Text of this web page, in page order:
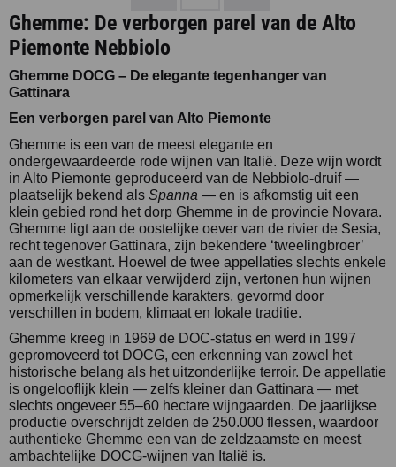
Ghemme: De verborgen parel van de Alto
Piemonte Nebbiolo
Ghemme DOCG – De elegante tegenhanger van
Gattinara
Een verborgen parel van Alto Piemonte
Ghemme is een van de meest elegante en
ondergewaardeerde rode wijnen van Italië. Deze wijn wordt
in Alto Piemonte geproduceerd van de Nebbiolo-druif —
plaatselijk bekend als Spanna — en is afkomstig uit een
klein gebied rond het dorp Ghemme in de provincie Novara.
Ghemme ligt aan de oostelijke oever van de rivier de Sesia,
recht tegenover Gattinara, zijn bekendere ‘tweelingbroer’
aan de westkant. Hoewel de twee appellaties slechts enkele
kilometers van elkaar verwijderd zijn, vertonen hun wijnen
opmerkelijk verschillende karakters, gevormd door
verschillen in bodem, klimaat en lokale traditie.
Ghemme kreeg in 1969 de DOC-status en werd in 1997
gepromoveerd tot DOCG, een erkenning van zowel het
historische belang als het uitzonderlijke terroir. De appellatie
is ongelooflijk klein — zelfs kleiner dan Gattinara — met
slechts ongeveer 55–60 hectare wijngaarden. De jaarlijkse
productie overschrijdt zelden de 250.000 flessen, waardoor
authentieke Ghemme een van de zeldzaamste en meest
ambachtelijke DOCG-wijnen van Italië is.